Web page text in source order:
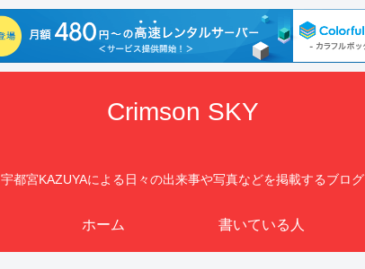
Crimson SKY
宇都宮KAZUYAによる日々の出来事や写真などを掲載するブログ
ホーム 書いている人